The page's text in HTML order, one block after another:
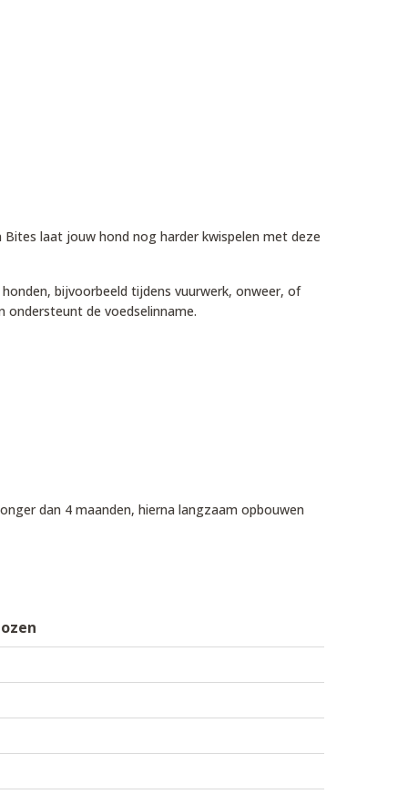
laat jouw hond nog harder kwispelen met deze
bijvoorbeeld tijdens vuurwerk, onweer, of
de voedselinname.
dan 4 maanden, hierna langzaam opbouwen